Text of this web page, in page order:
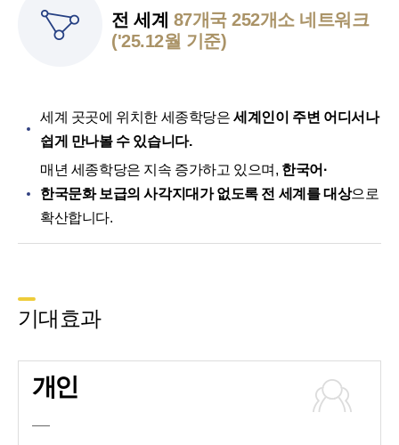
전 세계 87개국 252개소 네트워크
('25.12월 기준)
세계 곳곳에 위치한 세종학당은세계인이 주변 어디서나
쉽게 만나볼 수 있습니다.
매년 세종학당은 지속 증가하고 있으며, 한국어·
한국문화 보급의 사각지대가 없도록 전 세계를 대상으로
확산합니다.
기대효과
개인